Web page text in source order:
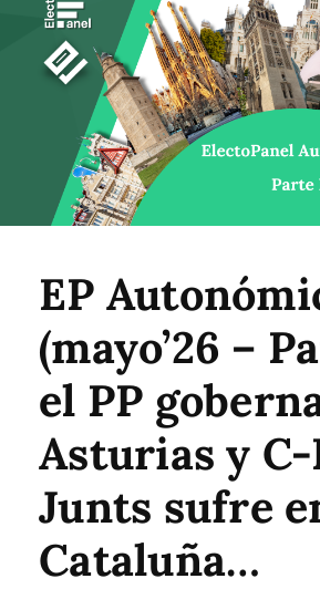
EP
(mayo’26 –
el PP
Asturias y
Junts sufre
Cataluña…